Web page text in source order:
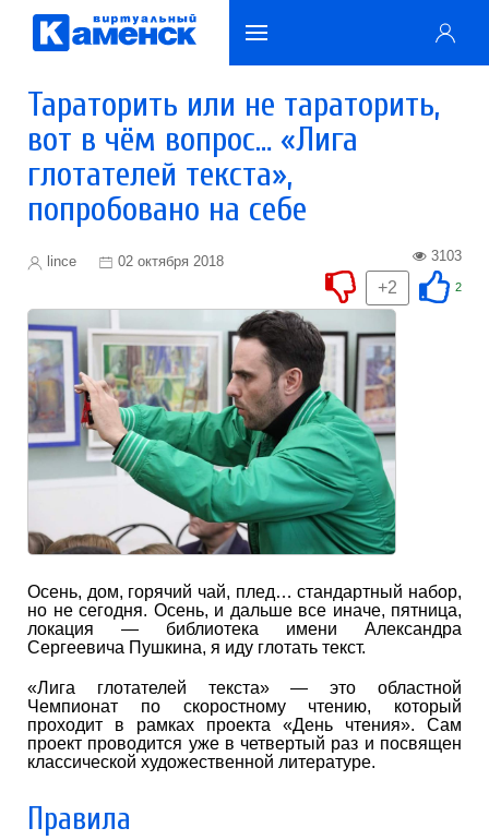
Тараторить или не тараторить,
вот в чём вопрос… «Лига
глотателей текста»,
попробовано на себе
lince 02 октября 2018 3103
2
+2
Осень, дом, горячий чай, плед… стандартный набор,
но не сегодня. Осень, и дальше все иначе, пятница,
локация — библиотека имени Александра
Сергеевича Пушкина, я иду глотать текст.
«Лига глотателей текста» — это областной
Чемпионат по скоростному чтению, который
проходит в рамках проекта «День чтения». Сам
проект проводится уже в четвертый раз и посвящен
классической художественной литературе.
Правила